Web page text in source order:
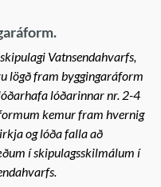
Vatnsendahvarfs,
lögð fram byggingaráform
lóðarinnar nr. 2-4
kemur fram hvernig
og lóða falla að
í skipulagsskilmálum í